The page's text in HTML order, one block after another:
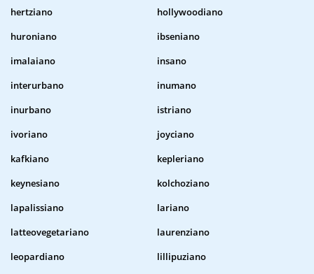
hertziano
hollywoodiano
huroniano
ibseniano
imalaiano
insano
interurbano
inumano
inurbano
istriano
ivoriano
joyciano
kafkiano
kepleriano
keynesiano
kolchoziano
lapalissiano
lariano
latteovegetariano
laurenziano
leopardiano
lillipuziano